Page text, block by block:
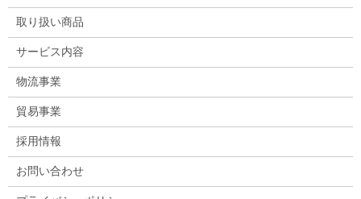
取り扱い商品
サービス内容
物流事業
貿易事業
採用情報
お問い合わせ